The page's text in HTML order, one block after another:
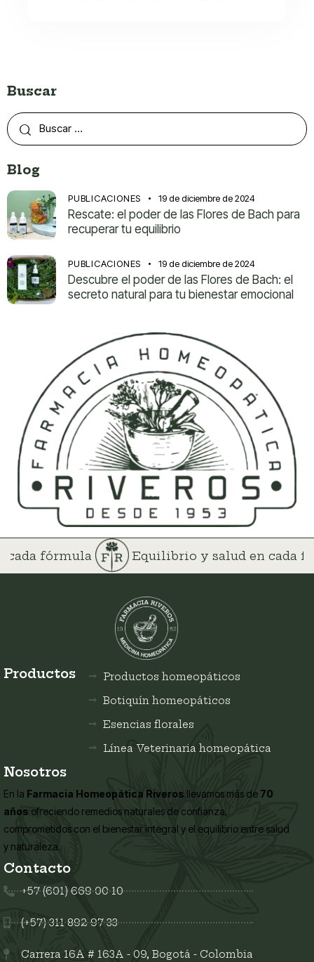
Buscar
Blog
PUBLICACIONES 19 de diciembre de 2024
Rescate: el poder de las Flores de Bach para
recuperar tu equilibrio
PUBLICACIONES 19 de diciembre de 2024
Descubre el poder de las Flores de Bach: el
secreto natural para tu bienestar emocional
cada fórmula Equilibrio y salud en cada
Productos
Productos homeopáticos
Botiquín homeopáticos
Esencias florales
Línea Veterinaria homeopática
Nosotros
En la Farmacia Homeopática Riveros llevamos más de 70
años ofreciendo remedios naturales de confianza,
comprometidos con el bienestar integral y el equilibrio entre salud
y naturaleza.
Contacto
+57 (601) 669 00 10
(+57) 311 892 97 33
Carrera 16A # 163A - 09, Bogotá - Colombia